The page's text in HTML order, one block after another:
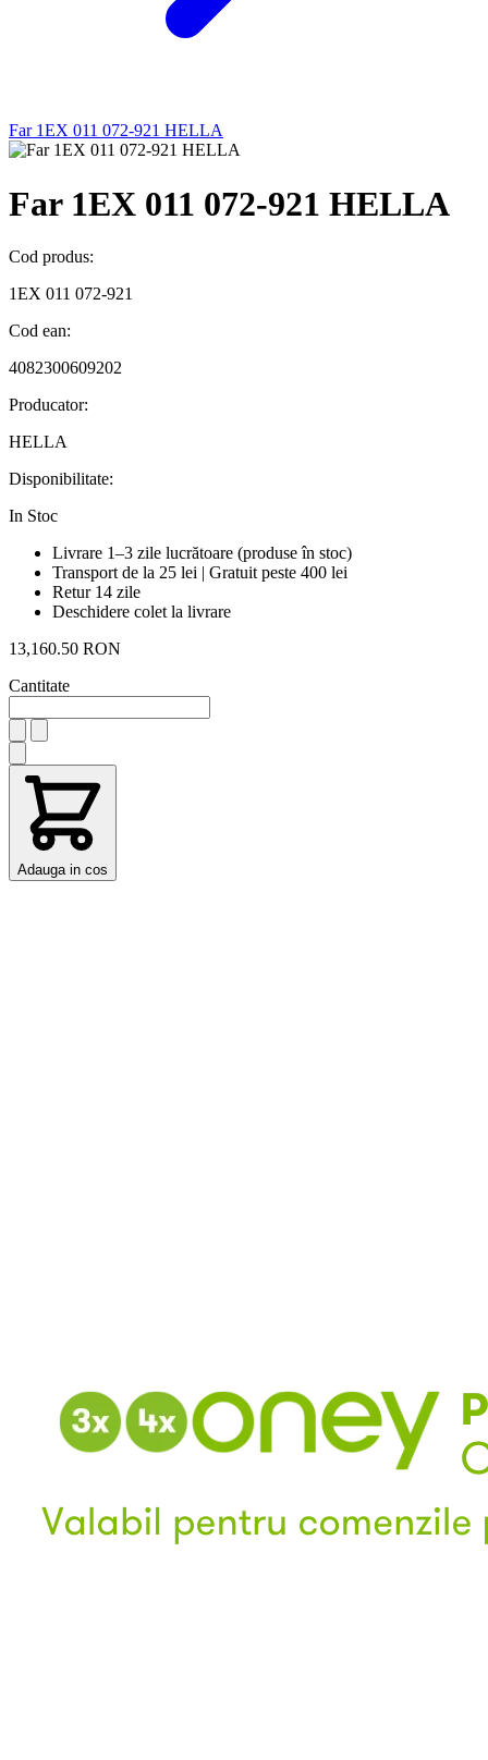
Far 1EX 011 072-921 HELLA
Far 1EX 011 072-921 HELLA
Cod produs:
1EX 011 072-921
Cod ean:
4082300609202
Producator:
HELLA
Disponibilitate:
In Stoc
Livrare 1–3 zile lucrătoare (produse în stoc)
Transport de la 25 lei | Gratuit peste 400 lei
Retur 14 zile
Deschidere colet la livrare
13,160.50 RON
Cantitate
Adauga in cos